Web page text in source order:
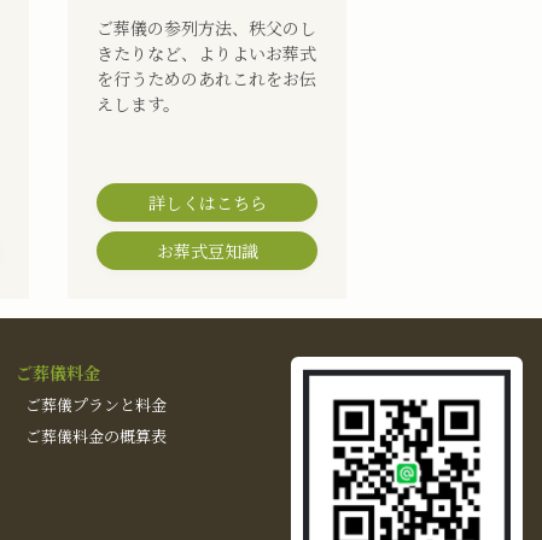
ご葬儀の参列方法、秩父のし
きたりなど、よりよいお葬式
を行うためのあれこれをお伝
えします。
詳しくはこちら
お葬式豆知識
ご葬儀料金
ご葬儀プランと料金
ご葬儀料金の概算表